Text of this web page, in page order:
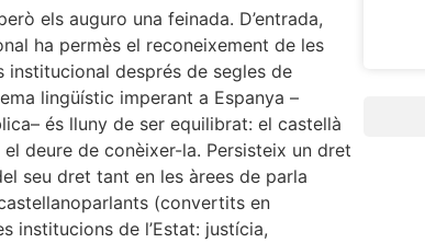
els auguro una feinada. D’entrada,
ha permès el reconeixement de les
institucional després de segles de
lingüístic imperant a Espanya –
és lluny de ser equilibrat: el castellà
deure de conèixer-la. Persisteix un dret
seu dret tant en les àrees de parla
(convertits en
institucions de l’Estat: justícia,